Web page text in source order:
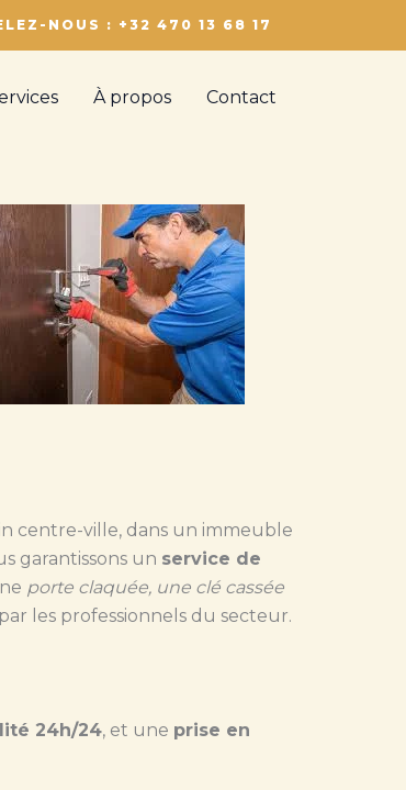
NOUS : +32 470 13 68 17
À propos Contact
centre-ville, dans un immeuble
garantissons un service de
porte claquée, une clé cassée
les professionnels du secteur.
24h/24, et une prise en